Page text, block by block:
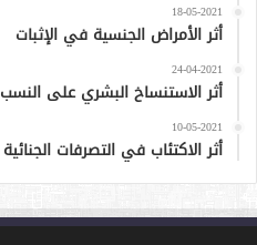
18-05-2021
أثر الأمراض الجنسية في الإثبات
24-04-2021
أثر الاستنساخ البشري على النسب
10-05-2021
أثر الاكتئاب في التصرفات الجنائية